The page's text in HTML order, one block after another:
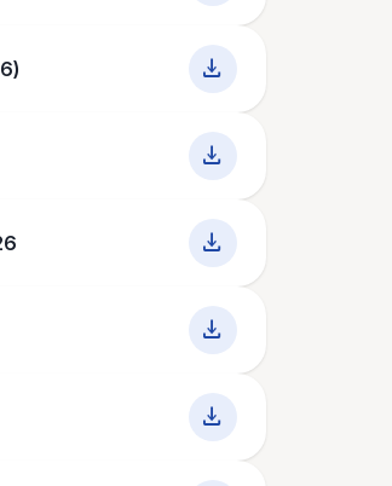
download
download
download
download
download